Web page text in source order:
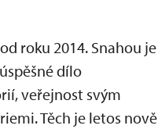
roku 2014. Snahou je
dílo
veřejnost svým
Těch je letos nově